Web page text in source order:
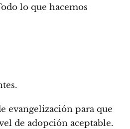
lo que hacemos
evangelización para que
de adopción aceptable.